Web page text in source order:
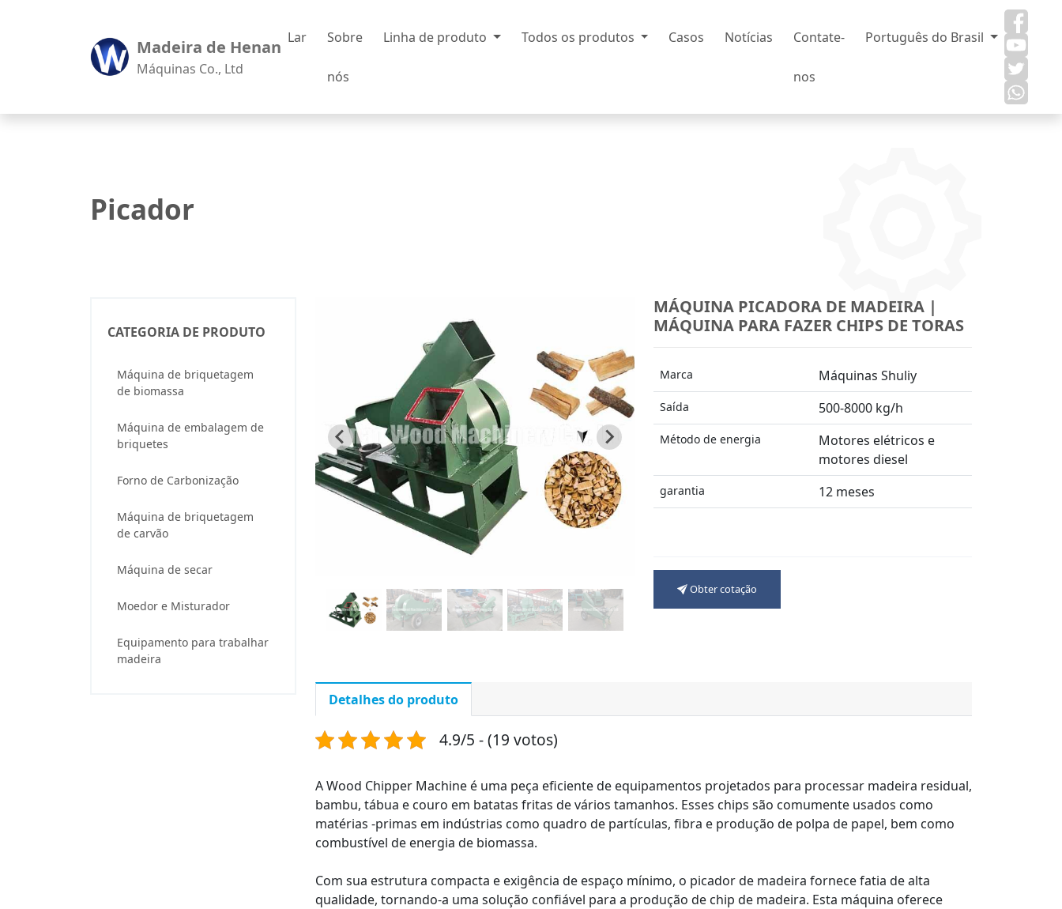
Madeira de Henan
Máquinas Co., Ltd
Lar Sobre
nós
Linha de produto Todos os produtos Casos Notícias Contate-
nos
Português do Brasil
Picador
CATEGORIA DE PRODUTO
Máquina de briquetagem
de biomassa
Máquina de embalagem de
briquetes
Forno de Carbonização
Máquina de briquetagem
de carvão
Máquina de secar
Moedor e Misturador
Equipamento para trabalhar
madeira
MÁQUINA PICADORA DE MADEIRA |
MÁQUINA PARA FAZER CHIPS DE TORAS
Marca Máquinas Shuliy
Saída 500-8000 kg/h
Método de energia
Motores elétricos e
motores diesel
garantia 12 meses
Obter cotação
Detalhes do produto
4.9/5 - (19 votos)
A Wood Chipper Machine é uma peça eficiente de equipamentos projetados para processar madeira residual,
bambu, tábua e couro em batatas fritas de vários tamanhos. Esses chips são comumente usados ​​como
matérias -primas em indústrias como quadro de partículas, fibra e produção de polpa de papel, bem como
combustível de energia de biomassa.
Com sua estrutura compacta e exigência de espaço mínimo, o picador de madeira fornece fatia de alta
qualidade, tornando-a uma solução confiável para a produção de chip de madeira. Esta máquina oferece